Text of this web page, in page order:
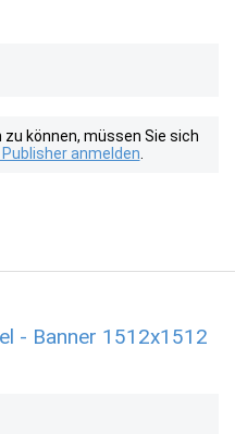
können, müssen Sie sich
anmelden
- Banner 1512x1512